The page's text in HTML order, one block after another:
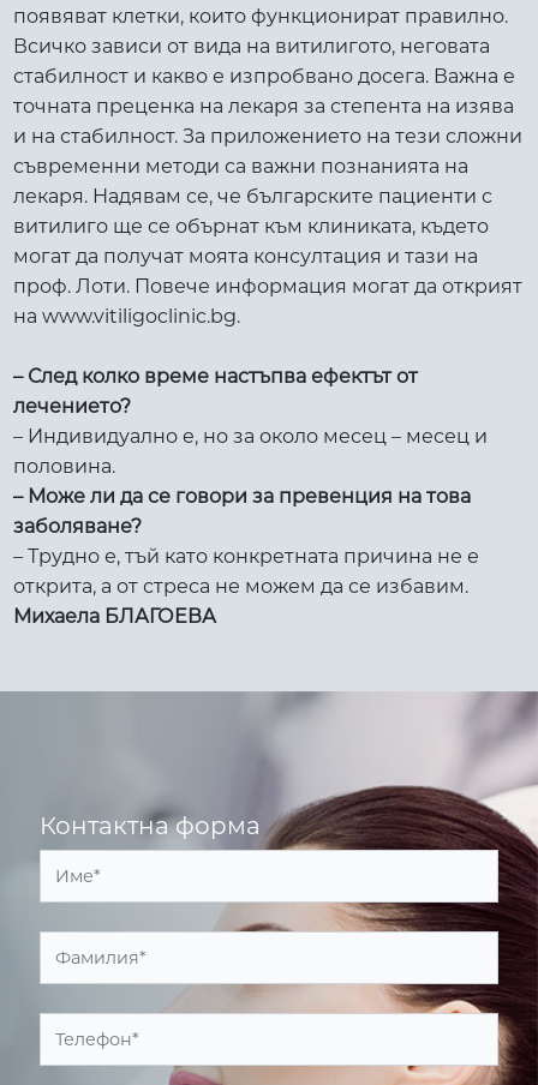
появяват клетки, които функционират правилно.
Всичко зависи от вида на витилигото, неговата
стабилност и какво е изпробвано досега. Важна е
точната преценка на лекаря за степента на изява
и на стабилност. За приложението на тези сложни
съвременни методи са важни познанията на
лекаря. Надявам се, че българските пациенти с
витилиго ще се обърнат към клиниката, където
могат да получат моята консултация и тази на
проф. Лоти. Повече информация могат да открият
на www.vitiligoclinic.bg.
– След колко време настъпва ефектът от
лечението?
– Индивидуално е, но за около месец – месец и
половина.
– Може ли да се говори за превенция на това
заболяване?
– Трудно е, тъй като конкретната причина не е
открита, а от стреса не можем да се избавим.
Михаела БЛАГОЕВА
Контактна форма